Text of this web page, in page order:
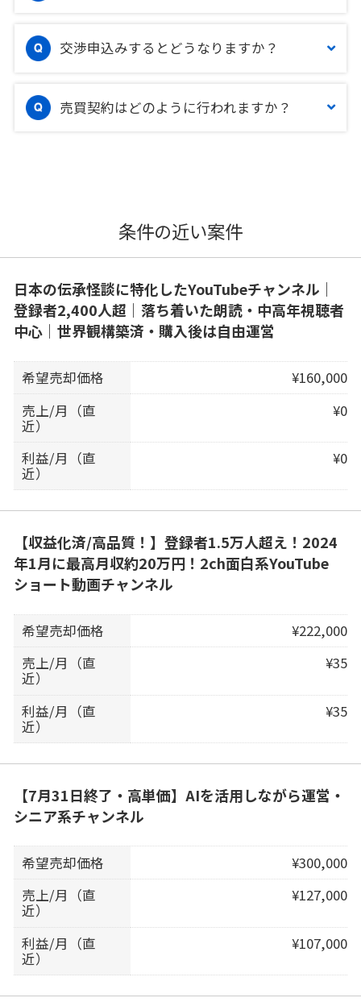
交渉申込みするとどうなりますか？
売買契約はどのように行われますか？
条件の近い案件
日本の伝承怪談に特化したYouTubeチャンネル｜
登録者2,400人超｜落ち着いた朗読・中高年視聴者
中心｜世界観構築済・購入後は自由運営
希望売却価格
¥160,000
売上/月（直
近）
¥0
利益/月（直
近）
¥0
【収益化済/高品質！】登録者1.5万人超え！2024
年1月に最高月収約20万円！2ch面白系YouTube
ショート動画チャンネル
希望売却価格
¥222,000
売上/月（直
近）
¥35
利益/月（直
近）
¥35
【7月31日終了・高単価】AIを活用しながら運営・
シニア系チャンネル
希望売却価格
¥300,000
売上/月（直
近）
¥127,000
利益/月（直
近）
¥107,000